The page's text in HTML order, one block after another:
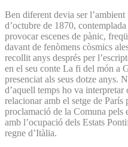
Ben diferent devia ser
d’octubre de 1870,
provocar escenes de pànic,
davant de fenòmens còsmics
recollit anys després per
en el seu conte La fi del món a
presenciat als seus dotze anys.
d’aquell temps ho va
relacionar amb el setge de París
proclamació de la Comuna pels
amb l’ocupació dels Estats
regne d’Itàlia.